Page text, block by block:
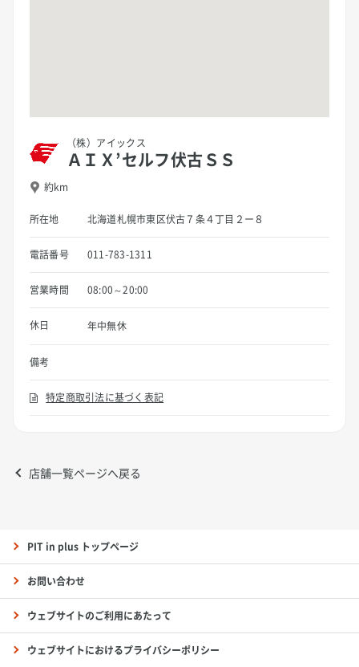
（株）アイックス
ＡＩＸ’セルフ伏古ＳＳ
約km
所在地 北海道札幌市東区伏古７条４丁目２ー８
電話番号 011-783-1311
営業時間 08:00～20:00
休日 年中無休
備考
特定商取引法に基づく表記
店舗一覧ページへ戻る
PIT in plus トップページ
お問い合わせ
ウェブサイトのご利用にあたって
ウェブサイトにおけるプライバシーポリシー